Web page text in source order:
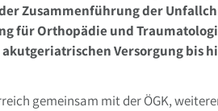
Zusammenführung der
für Orthopädie und
Versorgung bis
gemeinsam mit der ÖGK,